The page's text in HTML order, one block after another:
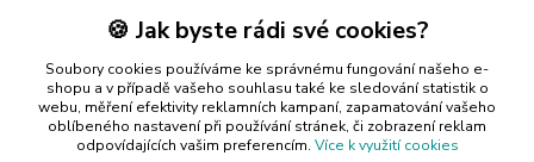
Objednávky / fakturace
Po - Čt 9:00 - 16:00
Info@azte.cz
🍪 Jak byste rádi své cookies?
Soubory cookies používáme ke správnému fungování našeho e-
shopu a v případě vašeho souhlasu také ke sledování statistik o
webu, měření efektivity reklamních kampaní, zapamatování vašeho
oblíbeného nastavení při používání stránek, či zobrazení reklam
odpovídajících vašim preferencím. Více k využití cookies